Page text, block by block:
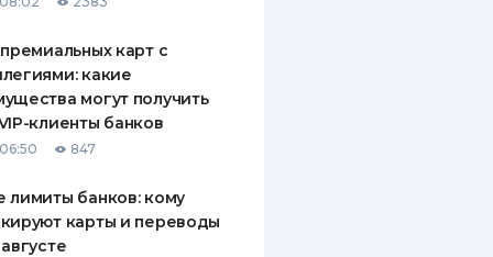
О СТРАХОВЫХ
карт с
какие
могут получить
клиенты банков
847
лимиты банков: кому
карты и переводы